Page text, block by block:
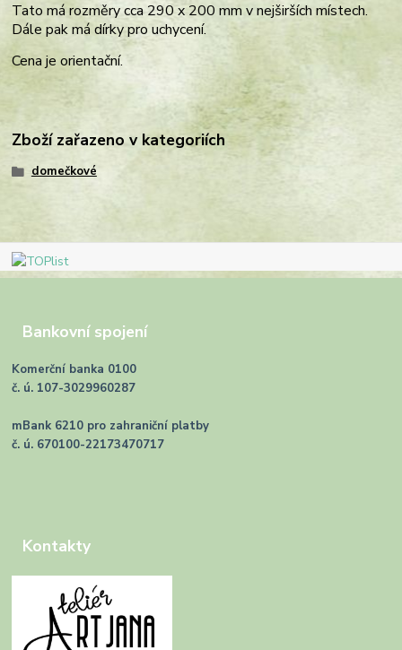
Tato má rozměry cca 290 x 200 mm v nejširších místech.
Dále pak má dírky pro uchycení.
Cena je orientační.
Zboží zařazeno v kategoriích
domečkové
Bankovní spojení
Komerční banka 0100
č. ú. 107-3029960287
mBank 6210 pro zahraniční platby
č. ú. 670100-22173470717
Kontakty